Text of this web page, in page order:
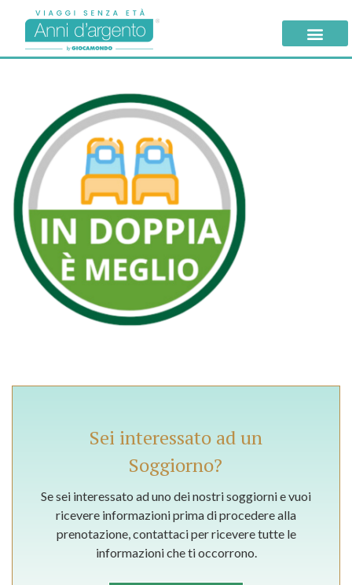
Sei interessato ad un
Soggiorno?
Se sei interessato ad uno dei nostri soggiorni e vuoi
ricevere informazioni prima di procedere alla
prenotazione, contattaci per ricevere tutte le
informazioni che ti occorrono.